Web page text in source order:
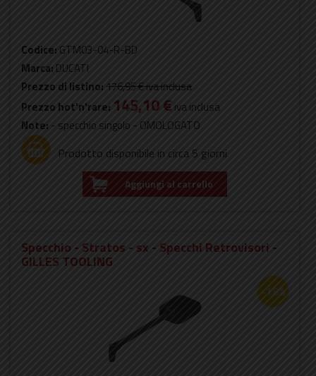
Codice: GTM03-04-R-BD
Marca: DUCATI
Prezzo di listino:176,95 €iva inclusa
Prezzo hot'n'rare: 145,10 € iva inclusa
Note: - specchio singolo - OMOLOGATO
Prodotto disponibile in circa 5 giorni
Aggiungi al carrello
Specchio - Stratos - sx - Specchi Retrovisori -
GILLES TOOLING
-18%